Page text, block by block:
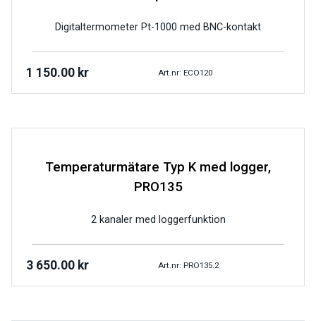
Digitaltermometer Pt-1000 med BNC-kontakt
1 150.00 kr Art.nr: ECO120
Temperaturmätare Typ K med logger,
PRO135
2 kanaler med loggerfunktion
3 650.00 kr Art.nr: PRO135.2